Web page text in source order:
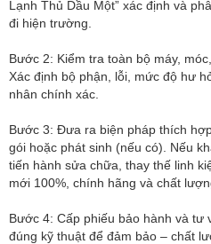
Lạnh Thủ Dầu Một” xác định và
đi hiện trường.
Bước 2: Kiểm tra toàn bộ máy,
Xác định bộ phận, lỗi, mức độ hư
nhân chính xác.
Bước 3: Đưa ra biện pháp thích
gói hoặc phát sinh (nếu có). Nếu
tiến hành sửa chữa, thay thế linh
mới 100%, chính hãng và chất
Bước 4: Cấp phiếu bảo hành và tư
đúng kỹ thuật để đảm bảo – chất